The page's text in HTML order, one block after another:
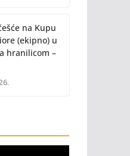
na Kupu
(ekipno) u
hranilicom –